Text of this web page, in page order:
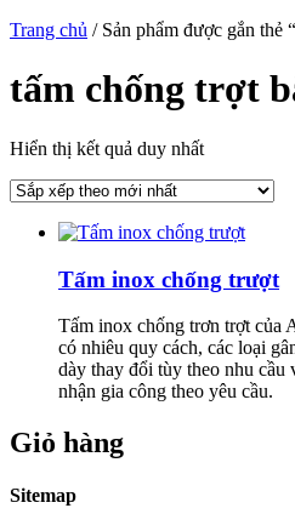
Trang chủ / Sản phẩm được gắn thẻ
tấm chống trợt
Hiển thị kết quả duy nhất
Tấm inox chống trượt
Tấm inox chống trơn trợt của
có nhiêu quy cách, các loại
dày thay đổi tùy theo nhu
nhận gia công theo yêu cầu.
Giỏ hàng
Sitemap